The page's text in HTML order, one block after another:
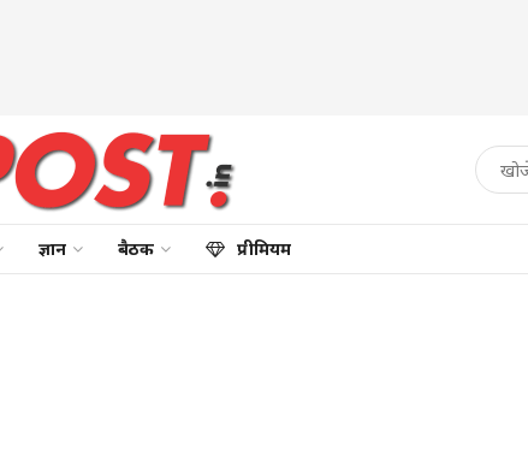
ज्ञान बैठक प्रीमियम